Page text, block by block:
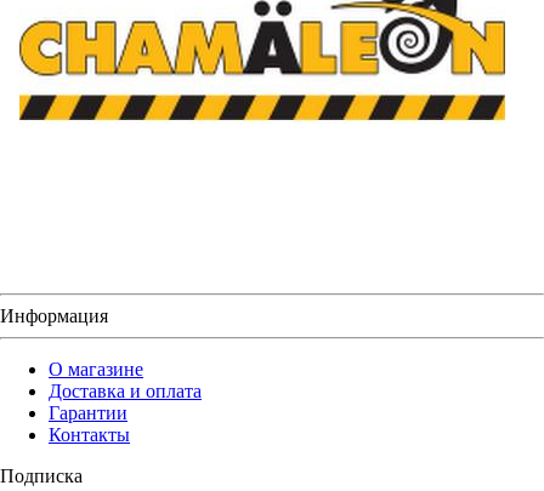
Информация
О магазине
Доставка и оплата
Гарантии
Контакты
Подписка